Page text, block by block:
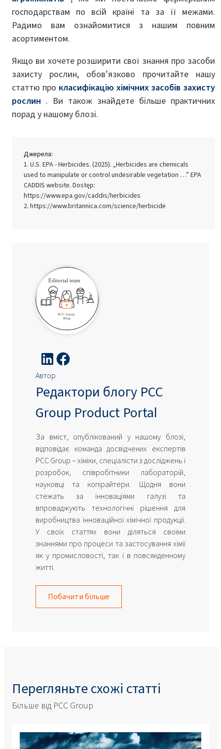
господарствам по всій країні та за її межами.
Радимо вам ознайомитися з нашим повним
асортиментом.
Якщо ви хочете розширити свої знання про засоби
захисту рослин, обов’язково прочитайте нашу
статтю про класифікацію хімічних засобів захисту
рослин . Ви також знайдете більше практичних
порад у нашому блозі.
Джерела:
U.S. EPA - Herbicides. (2025). „Herbicides are chemicals
used to manipulate or control undesirable vegetation …” EPA
CADDIS website. Dostęp:
https://www.epa.gov/caddis/herbicides
https://www.britannica.com/science/herbicide
Автор
Редактори блогу PCC
Group Product Portal
За вміст, опублікований у нашому блозі,
відповідає команда досвідчених експертів
PCC Group – хіміки, спеціалісти з досліджень і
розробок, співробітники лабораторій,
науковці та копірайтери. Щодня вони
стежать за інноваціями галузі та
впроваджують технологічні рішення для
виробництва інноваційної хімічної продукції.
У своїх статтях вони діляться своїми
знаннями про процеси та застосування хімії
як у промисловості, так і в повсякденному
житті.
Побачити більше
Перегляньте схожі статті
Більше від PCC Group